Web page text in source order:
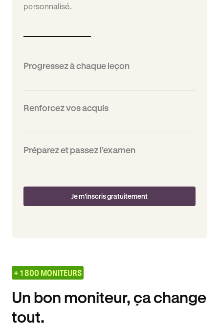
personnalisé.
Progressez à chaque leçon
Renforcez vos acquis
Préparez et passez l’examen
Je m'inscris gratuitement
+ 1 800 MONITEURS
Un bon moniteur, ça change
tout.